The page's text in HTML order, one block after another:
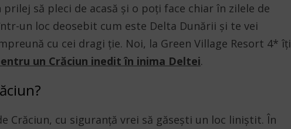
să pleci de acasă și o poți face chiar în zilele de
un loc deosebit cum este Delta Dunării și te vei
cu cei dragi ție. Noi, la Green Village Resort 4* îți
un Crăciun inedit în inima Deltei.
Crăciun, cu siguranță vrei să găsești un loc liniștit. În